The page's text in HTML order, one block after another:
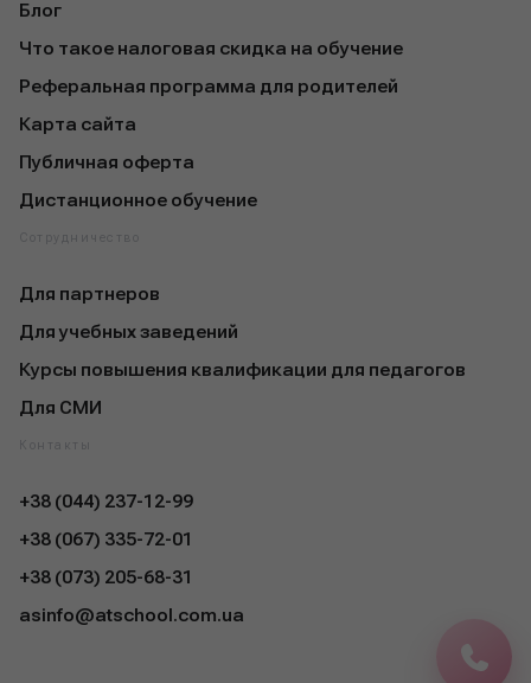
Блог
Что такое налоговая скидка на обучение
Реферальная программа для родителей
Карта сайта
Публичная оферта
Дистанционное обучение
Сотрудничество
Для партнеров
Для учебных заведений
Курсы повышения квалификации для педагогов
Для СМИ
Контакты
+38 (044) 237-12-99
+38 (067) 335-72-01
+38 (073) 205-68-31
asinfo@atschool.com.ua